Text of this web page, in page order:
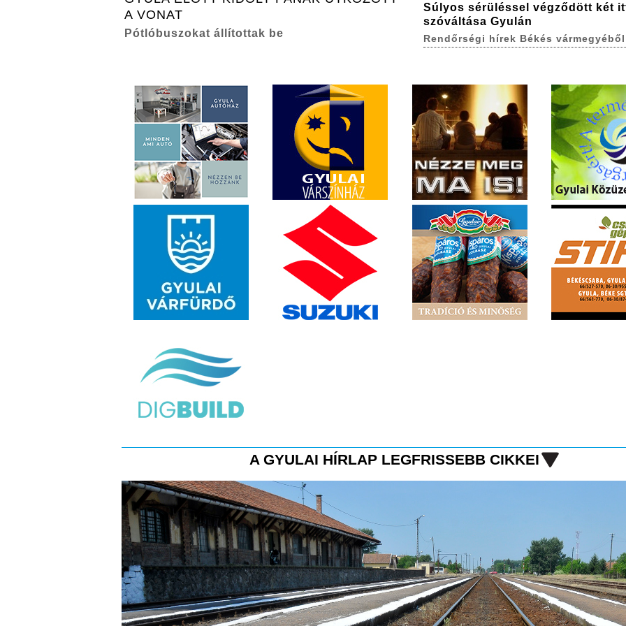
A VONAT
Pótlóbuszokat állítottak be
Súlyos sérüléssel végződött két
szóváltása Gyulán
Rendőrségi hírek Békés vármegyéből
A GYULAI HÍRLAP LEGFRISSEBB CIKKEI